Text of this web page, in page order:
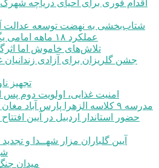
شتاب‌بخشی به نهضت توسعه عدالت
عملکرد ۱۸ ماهه امامی یگانه مورد قبول است
تلاش‌های خاموش اما
تجهیز
امنیت غذایی، اولویت دوم
مدرسه ۹ کلاسه الزهرا پارس آباد مغان به بهره برداری رسید
میدان